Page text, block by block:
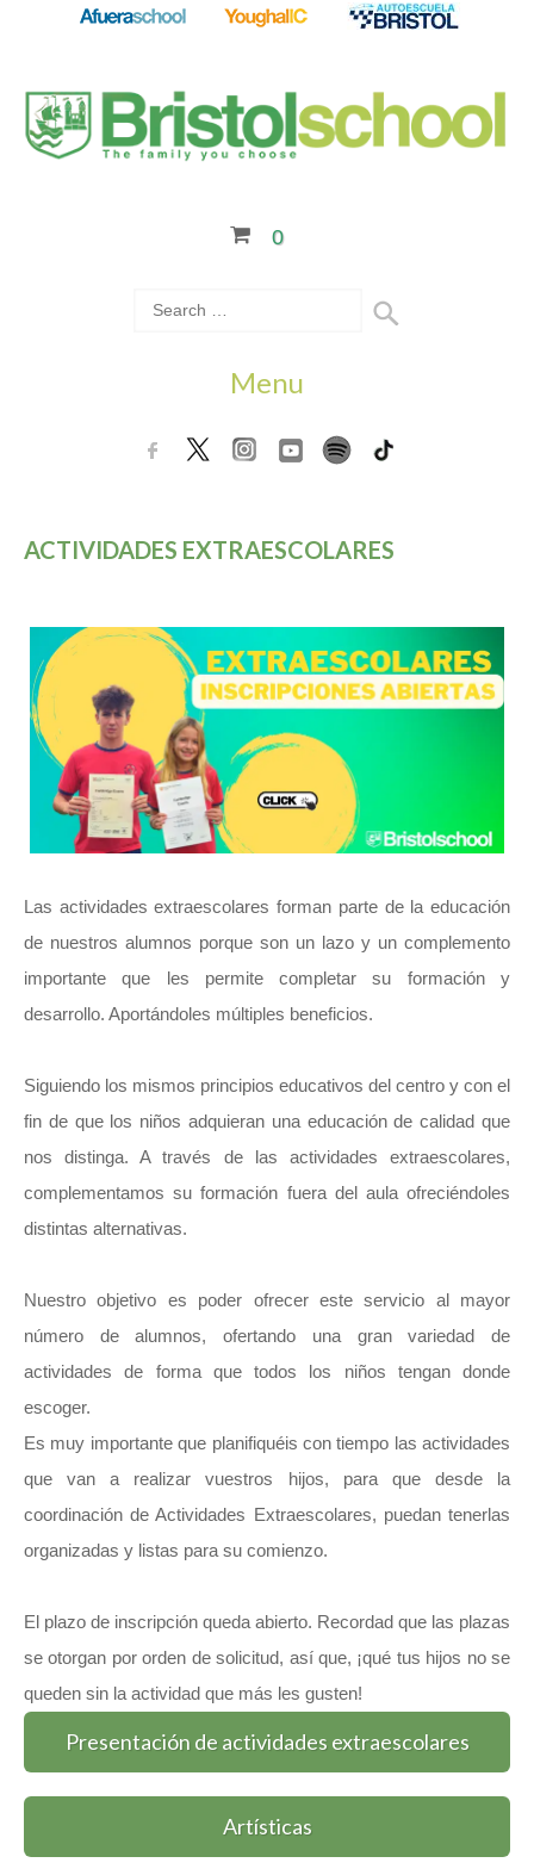
0
Menu
ACTIVIDADES EXTRAESCOLARES
Las actividades extraescolares forman parte de la educación
de nuestros alumnos porque son un lazo y un complemento
importante que les permite completar su formación y
desarrollo. Aportándoles múltiples beneficios.
Siguiendo los mismos principios educativos del centro y con el
fin de que los niños adquieran una educación de calidad que
nos distinga. A través de las actividades extraescolares,
complementamos su formación fuera del aula ofreciéndoles
distintas alternativas.
Nuestro objetivo es poder ofrecer este servicio al mayor
número de alumnos, ofertando una gran variedad de
actividades de forma que todos los niños tengan donde
escoger.
Es muy importante que planifiquéis con tiempo las actividades
que van a realizar vuestros hijos, para que desde la
coordinación de Actividades Extraescolares, puedan tenerlas
organizadas y listas para su comienzo.
El plazo de inscripción queda abierto. Recordad que las plazas
se otorgan por orden de solicitud, así que, ¡qué tus hijos no se
queden sin la actividad que más les gusten!
Presentación de actividades extraescolares
Artísticas